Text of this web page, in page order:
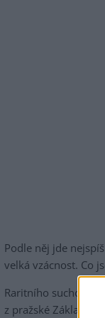
Podle něj jde
velká vzácnost. Co
Raritního
z pražské Základní